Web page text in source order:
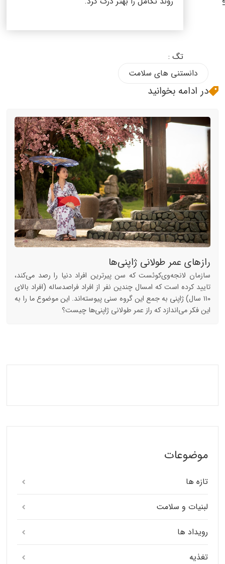
تگ :
دانستنی های سلامت
در ادامه بخوانید
رازهای عمر طولانی ژاپنی‌ها
سازمان لانجه‌وی‌کوئست که سن پیرترین افراد دنیا را رصد می‌کند،
تایید کرده است که امسال چندین نفر از افراد فراصدساله (افراد بالای
۱۱۰ سال) ژاپنی به جمع این گروه سنی پیوسته‌اند. این موضوع ما را به
این فکر می‌اندازد که راز عمر طولانی ژاپنی‌ها چیست؟
موضوعات
تازه ها
لبنیات و سلامت
رویداد ها
تغذیه